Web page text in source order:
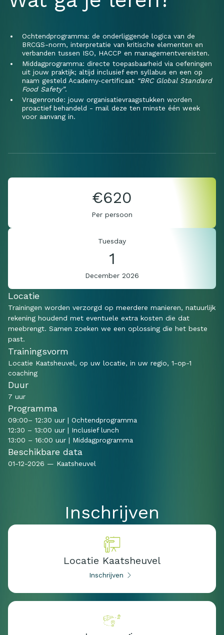
Ochtendprogramma: de onderliggende logica van de
BRCGS-norm, interpretatie van kritische elementen en
verbanden tussen ISO, HACCP en managementvereisten.
Middagprogramma: directe toepasbaarheid via oefeningen
uit jouw praktijk; altijd inclusief een syllabus en een op
naam gesteld Academy‑certificaat “BRC Global Standard
Food Safety”.
Vragenronde: jouw organisatievraagstukken worden
proactief behandeld - mail deze ten minste één week
voor aanvang in.
€620
Per persoon
Tuesday
1
December 2026
Locatie
Trainingen worden verzorgd op meerdere manieren, natuurlijk
rekening houdend met eventuele extra kosten die dat
meebrengt. Samen zoeken we een oplossing die het beste
past.
Trainingsvorm
Locatie Kaatsheuvel, op uw locatie, in uw regio, 1-op-1
coaching
Duur
7 uur
Programma
09:00– 12:30 uur | Ochtendprogramma
12:30 – 13:00 uur | Inclusief lunch
13:00 – 16:00 uur | Middagprogramma
Beschikbare data
01-12-2026 — Kaatsheuvel
Inschrijven
Locatie Kaatsheuvel
Inschrijven